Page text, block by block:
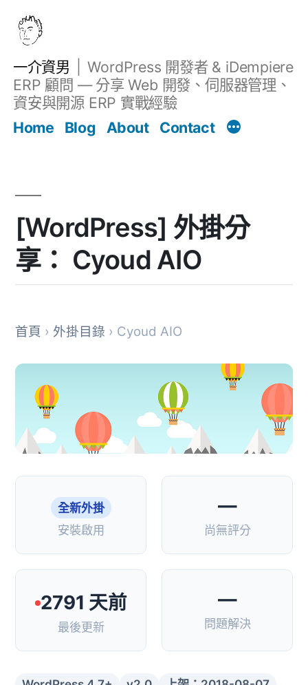
一介資男
WordPress 開發者 & iDempiere
ERP 顧問 — 分享 Web 開發、伺服器管理、
資安與開源 ERP 實戰經驗
Home
Blog About Contact
[WordPress] 外掛分
享： Cyoud AIO
首頁 › 外掛目錄 › Cyoud AIO
全新外掛
安裝啟用
—
尚無評分
2791 天前
最後更新
—
問題解決
文章 Filter